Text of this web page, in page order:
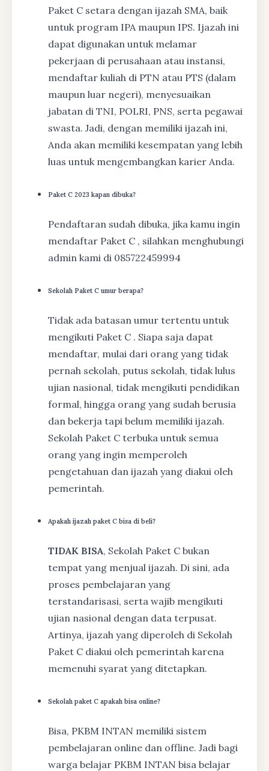
Paket C setara dengan ijazah SMA, baik
untuk program IPA maupun IPS. Ijazah ini
dapat digunakan untuk melamar
pekerjaan di perusahaan atau instansi,
mendaftar kuliah di PTN atau PTS (dalam
maupun luar negeri), menyesuaikan
jabatan di TNI, POLRI, PNS, serta pegawai
swasta. Jadi, dengan memiliki ijazah ini,
Anda akan memiliki kesempatan yang lebih
luas untuk mengembangkan karier Anda.
Paket C 2023 kapan dibuka?
Pendaftaran sudah dibuka, jika kamu ingin
mendaftar Paket C , silahkan menghubungi
admin kami di 085722459994
Sekolah Paket C umur berapa?
Tidak ada batasan umur tertentu untuk
mengikuti Paket C . Siapa saja dapat
mendaftar, mulai dari orang yang tidak
pernah sekolah, putus sekolah, tidak lulus
ujian nasional, tidak mengikuti pendidikan
formal, hingga orang yang sudah berusia
dan bekerja tapi belum memiliki ijazah.
Sekolah Paket C terbuka untuk semua
orang yang ingin memperoleh
pengetahuan dan ijazah yang diakui oleh
pemerintah.
Apakah ijazah paket C bisa di beli?
TIDAK BISA, Sekolah Paket C bukan
tempat yang menjual ijazah. Di sini, ada
proses pembelajaran yang
terstandarisasi, serta wajib mengikuti
ujian nasional dengan data terpusat.
Artinya, ijazah yang diperoleh di Sekolah
Paket C diakui oleh pemerintah karena
memenuhi syarat yang ditetapkan.
Sekolah paket C apakah bisa online?
Bisa, PKBM INTAN memiliki sistem
pembelajaran online dan offline. Jadi bagi
warga belajar PKBM INTAN bisa belajar